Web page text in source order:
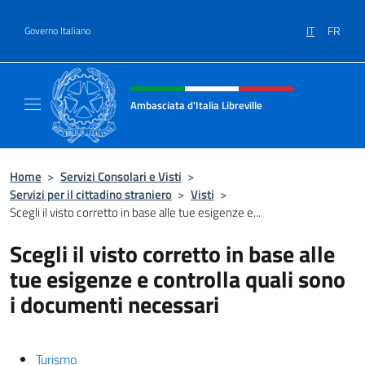
Governo Italiano IT FR
Intestazione sito, social e menù
Ambasciata d'Italia Libreville
Home > Servizi Consolari e Visti >
Servizi per il cittadino straniero > Visti >
Scegli il visto corretto in base alle tue esigenze e...
Scegli il visto corretto in base alle
tue esigenze e controlla quali sono
i documenti necessari
Turismo